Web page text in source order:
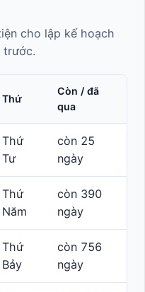
cho lập kế hoạch
trước.
Thứ
Còn / đã
qua
Thứ
Tư
còn 25
ngày
Thứ
Năm
còn 390
ngày
Thứ
Bảy
còn 756
ngày